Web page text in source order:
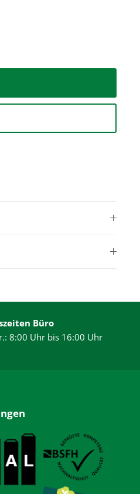
Wert ein
Büro
8:00 Uhr bis 16:00 Uhr